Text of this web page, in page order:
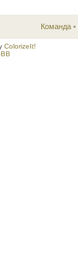
Команда •
ColorizeIt!